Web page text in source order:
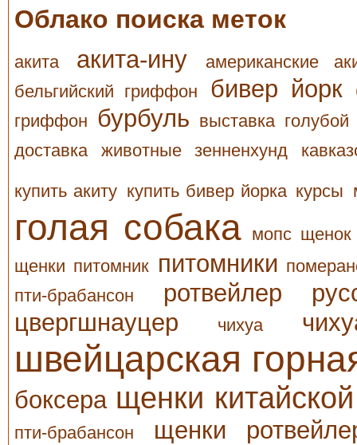
Облако поиска меток
акита акита-ину
американские
бельгийский гриффон
бивер йорк
гриффон бурбуль выставка голубой
доставка
животные зенненхунд
купить акиту купить бивер йорка курсы
голая собака
мопс щенок
щенки питомник питомники
пти-брабансон
ротвейлер
цвергшнауцер
чихуа
швейцарская
боксера щенки
пти-брабансон
щенки